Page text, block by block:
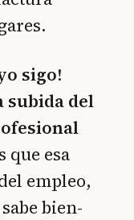
sigo!
subida del
que esa
empleo,
bien-